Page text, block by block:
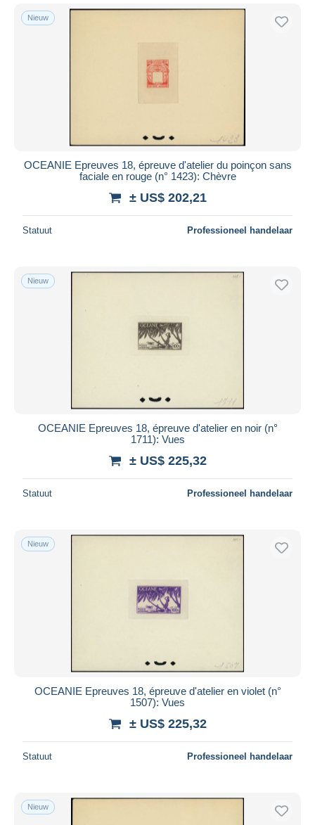
Nieuw
OCEANIE Epreuves 18, épreuve d'atelier du poinçon sans
faciale en rouge (n° 1423): Chèvre
± US$ 202,21
Statuut Professioneel handelaar
Nieuw
OCEANIE Epreuves 18, épreuve d'atelier en noir (n°
1711): Vues
± US$ 225,32
Statuut Professioneel handelaar
Nieuw
OCEANIE Epreuves 18, épreuve d'atelier en violet (n°
1507): Vues
± US$ 225,32
Statuut Professioneel handelaar
Nieuw